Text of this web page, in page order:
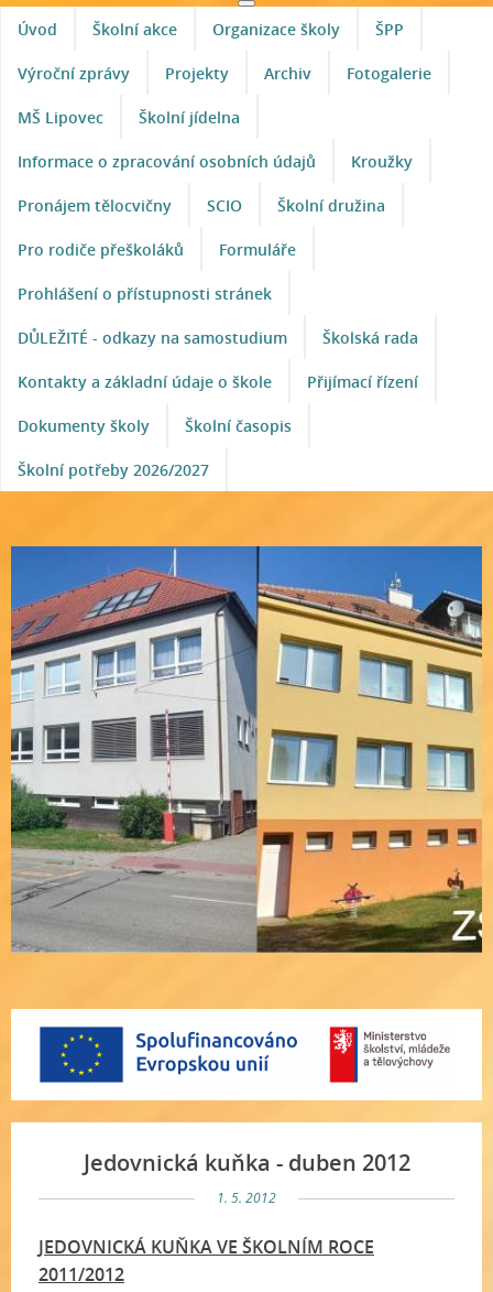
Úvod Školní akce Organizace školy ŠPP
Výroční zprávy Projekty Archiv Fotogalerie
MŠ Lipovec Školní jídelna
Informace o zpracování osobních údajů Kroužky
Pronájem tělocvičny SCIO Školní družina
Pro rodiče přeškoláků Formuláře
Prohlášení o přístupnosti stránek
DŮLEŽITÉ - odkazy na samostudium Školská rada
Kontakty a základní údaje o škole Přijímací řízení
Dokumenty školy Školní časopis
Školní potřeby 2026/2027
Jedovnická kuňka - duben 2012
1. 5. 2012
JEDOVNICKÁ KUŇKA VE ŠKOLNÍM ROCE
2011/2012